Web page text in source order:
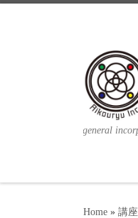
general
Home » 講座